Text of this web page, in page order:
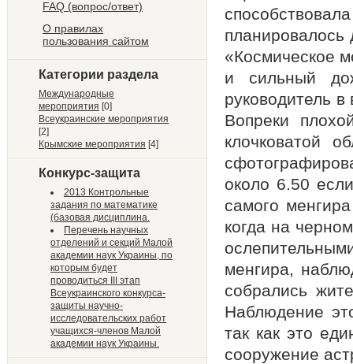
FAQ (вопрос/ответ)
О правилах
пользования сайтом
Категории раздела
Международные
мероприятия [0]
Всеукраинские мероприятия
[2]
Крымские мероприятия [4]
Конкурс-защита
2013 Контрольные
задания по математике
(базовая дисциплина.
Перечень научных
отделений и секций Малой
академии наук Украины, по
которым будет
проводиться III этап
Всеукраинского конкурса-
защиты научно-
исследовательских работ
учащихся-членов Малой
академии наук Украины.
планировалось
«Космическое
и сильный
руководитель
Вопреки
клочковатой
около 6.50
самого
когда на
менгира,
собрались
Наблюдение
так как это
сооружение